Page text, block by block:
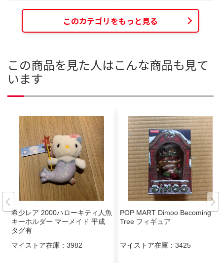
このカテゴリをもっと見る
この商品を見た人はこんな商品も見て
います
希少レア 2000ハローキティ人魚
キーホルダー マーメイド 平成
タグ有
マイストア在庫： 3982
POP MART Dimoo Becoming a
Tree フィギュア
マイストア在庫： 3425